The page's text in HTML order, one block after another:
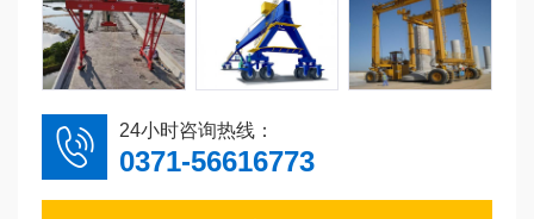
24小时咨询热线：
0371-56616773